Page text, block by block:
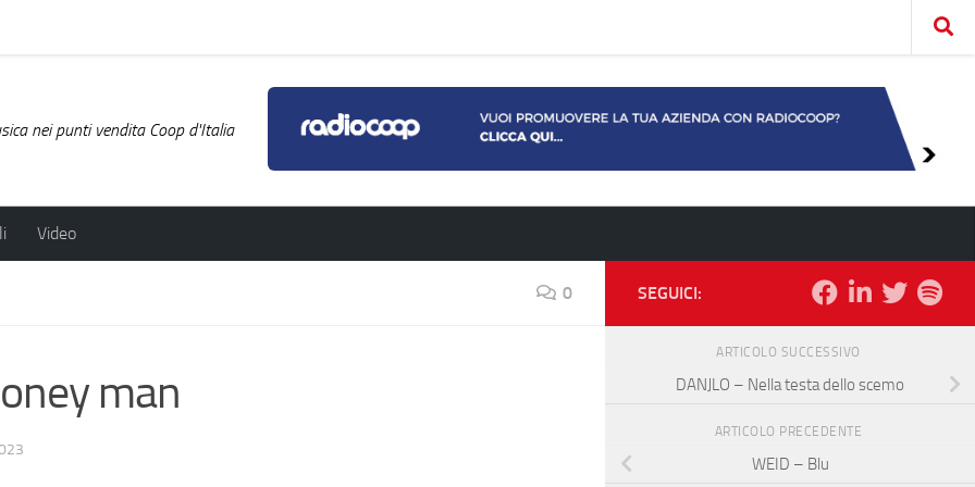
nei punti vendita Coop d'Italia
Video
0
man
SEGUICI:
ARTICOLO SUCCESSIVO
DANJLO – Nella testa dello scemo
ARTICOLO PRECEDENTE
WEID – Blu